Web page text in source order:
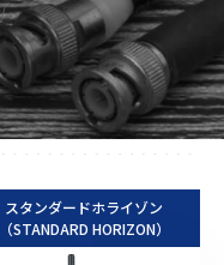
スタンダードホライゾン
（STANDARD HORIZON）